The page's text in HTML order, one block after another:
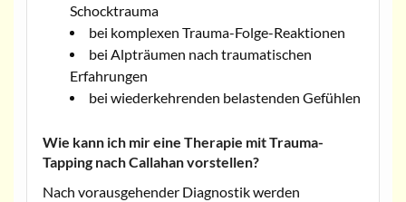
Schocktrauma
bei komplexen Trauma-Folge-Reaktionen
bei Alpträumen nach traumatischen
Erfahrungen
bei wiederkehrenden belastenden Gefühlen
Wie kann ich mir eine Therapie mit Trauma-
Tapping nach Callahan vorstellen?
Nach vorausgehender Diagnostik werden